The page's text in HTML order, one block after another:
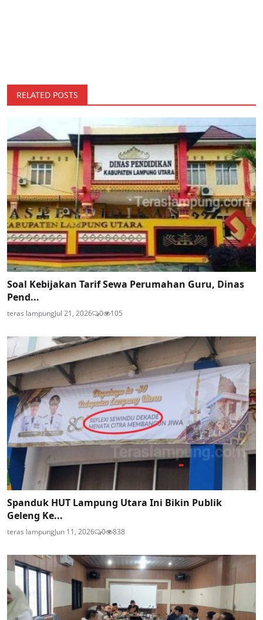
RELATED POSTS
Soal Kebijakan Tarif Sewa Perumahan Guru, Dinas
Pend...
teras lampungJul 21, 2026 0 105
Spanduk HUT Lampung Utara Ini Bikin Publik
Geleng Ke...
teras lampungJun 11, 2026 0 838